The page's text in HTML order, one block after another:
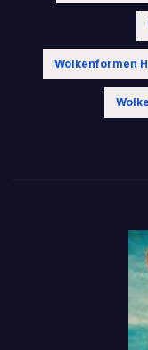
Wolkenformen